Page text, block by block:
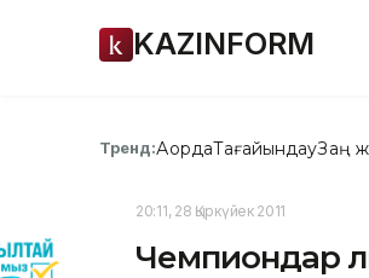
KAZINFORM
Тренд:АқордаТағайындауЗаң
20:11, 28 Қыркүйек 2011
Чемпиондар